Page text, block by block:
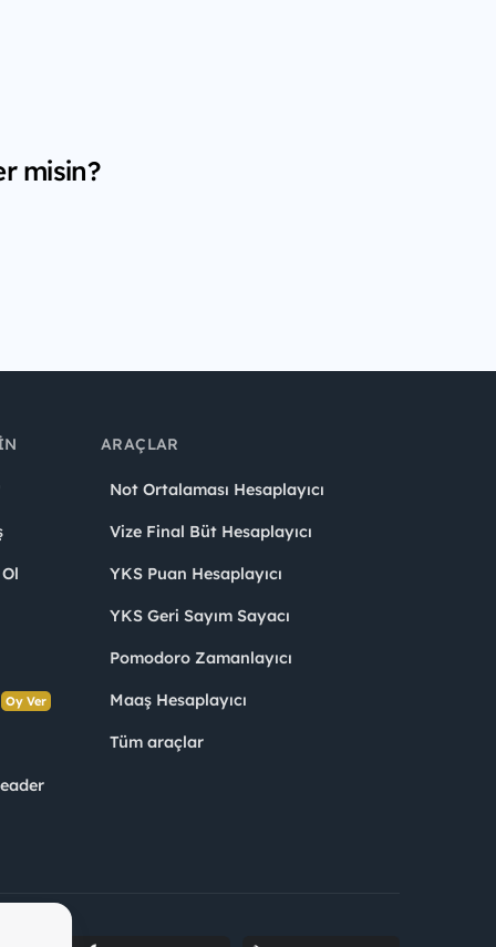
misin?
Oy Ver
ARAÇLAR
Not Ortalaması Hesaplayıcı
Vize Final Büt Hesaplayıcı
YKS Puan Hesaplayıcı
YKS Geri Sayım Sayacı
Pomodoro Zamanlayıcı
Maaş Hesaplayıcı
Tüm araçlar